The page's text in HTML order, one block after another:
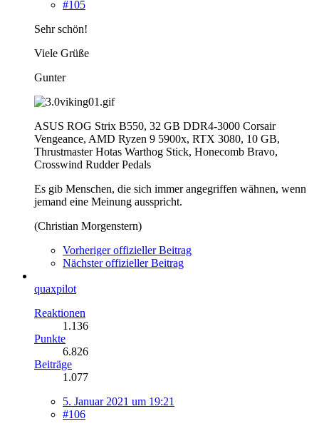
#105
Sehr schön!
Viele Grüße
Gunter
ASUS ROG Strix B550, 32 GB DDR4-3000 Corsair
Vengeance, AMD Ryzen 9 5900x, RTX 3080, 10 GB,
Thrustmaster Hotas Warthog Stick, Honecomb Bravo,
Crosswind Rudder Pedals
Es gib Menschen, die sich immer angegriffen wähnen, wenn
jemand eine Meinung ausspricht.
(Christian Morgenstern)
Vorheriger offizieller Beitrag
Nächster offizieller Beitrag
quaxpilot
Reaktionen
1.136
Punkte
6.826
Beiträge
1.077
5. Januar 2021 um 19:21
#106